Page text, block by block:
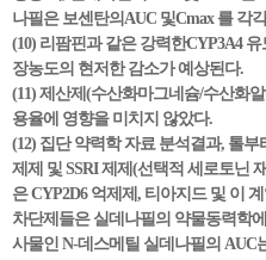
나필은 보센탄의AUC 및Cmax 를 각
(10) 리팜핀과 같은 강력한CYP3A4
장농도의 현저한 감소가 예상된다.
(11) 제산제(수산화마그네슘/수산화
용율에 영향을 미치지 않았다.
(12) 집단 약력학 자료 분석결과, 톨
제제 및 SSRI 제제(선택적 세로토닌
은 CYP2D6 억제제, 티아지드 및 이
차단제들은 실데나필의 약물동력학
사물인 N-데스메틸 실데나필의 AUC